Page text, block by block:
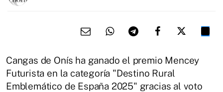
Cangas de Onís ha ganado el premio Mencey
Futurista en la categoría "Destino Rural
Emblemático de España 2025" gracias al voto